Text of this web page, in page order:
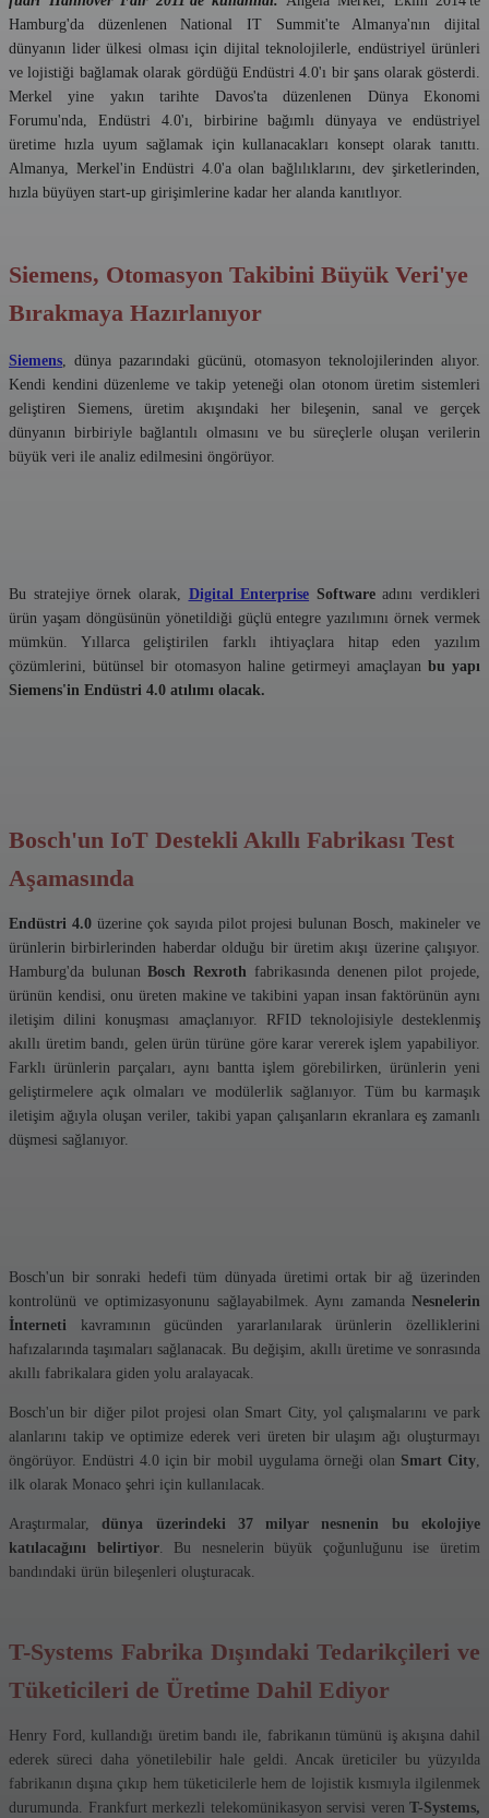
Hamburg'da düzenlenen National IT Summit'te Almanya'nın dijital
dünyanın lider ülkesi olması için dijital teknolojilerle, endüstriyel ürünleri
ve lojistiği bağlamak olarak gördüğü Endüstri 4.0'ı bir şans olarak gösterdi.
Merkel yine yakın tarihte Davos'ta düzenlenen Dünya Ekonomi
Forumu'nda, Endüstri 4.0'ı, birbirine bağımlı dünyaya ve endüstriyel
üretime hızla uyum sağlamak için kullanacakları konsept olarak tanıttı.
Almanya, Merkel'in Endüstri 4.0'a olan bağlılıklarını, dev şirketlerinden,
hızla büyüyen start-up girişimlerine kadar her alanda kanıtlıyor.
Siemens, Otomasyon Takibini Büyük Veri'ye
Bırakmaya Hazırlanıyor
Siemens, dünya pazarındaki gücünü, otomasyon teknolojilerinden alıyor.
Kendi kendini düzenleme ve takip yeteneği olan otonom üretim sistemleri
geliştiren Siemens, üretim akışındaki her bileşenin, sanal ve gerçek
dünyanın birbiriyle bağlantılı olmasını ve bu süreçlerle oluşan verilerin
büyük veri ile analiz edilmesini öngörüyor.
Bu stratejiye örnek olarak, Digital Enterprise Softwareadını verdikleri
ürün yaşam döngüsünün yönetildiği güçlü entegre yazılımını örnek vermek
mümkün. Yıllarca geliştirilen farklı ihtiyaçlara hitap eden yazılım
çözümlerini, bütünsel bir otomasyon haline getirmeyi amaçlayan bu yapı
Siemens'in Endüstri 4.0 atılımı olacak.
Bosch'un IoT Destekli Akıllı Fabrikası Test
Aşamasında
Endüstri 4.0üzerine çok sayıda pilot projesi bulunan Bosch, makineler ve
ürünlerin birbirlerinden haberdar olduğu bir üretim akışı üzerine çalışıyor.
Hamburg'da bulunanBosch Rexroth fabrikasında denenen pilot projede,
ürünün kendisi, onu üreten makine ve takibini yapan insan faktörünün aynı
iletişim dilini konuşması amaçlanıyor. RFID teknolojisiyle desteklenmiş
akıllı üretim bandı, gelen ürün türüne göre karar vererek işlem yapabiliyor.
Farklı ürünlerin parçaları, aynı bantta işlem görebilirken, ürünlerin yeni
geliştirmelere açık olmaları ve modülerlik sağlanıyor. Tüm bu karmaşık
iletişim ağıyla oluşan veriler, takibi yapan çalışanların ekranlara eş zamanlı
düşmesi sağlanıyor.
Bosch'un bir sonraki hedefi tüm dünyada üretimi ortak bir ağ üzerinden
kontrolünü ve optimizasyonunu sağlayabilmek. Aynı zamanda Nesnelerin
İnterneti kavramının gücünden yararlanılarak ürünlerin özelliklerini
hafızalarında taşımaları sağlanacak. Bu değişim, akıllı üretime ve sonrasında
akıllı fabrikalara giden yolu aralayacak.
Bosch'un bir diğer pilot projesi olan Smart City, yol çalışmalarını ve park
alanlarını takip ve optimize ederek veri üreten bir ulaşım ağı oluşturmayı
öngörüyor. Endüstri 4.0 için bir mobil uygulama örneği olan Smart City,
ilk olarak Monaco şehri için kullanılacak.
Araştırmalar,dünya üzerindeki 37 milyar nesnenin bu ekolojiye
katılacağını belirtiyor. Bu nesnelerin büyük çoğunluğunu ise üretim
bandındaki ürün bileşenleri oluşturacak.
T-Systems Fabrika Dışındaki Tedarikçileri ve
Tüketicileri de Üretime Dahil Ediyor
Henry Ford, kullandığı üretim bandı ile, fabrikanın tümünü iş akışına dahil
ederek süreci daha yönetilebilir hale geldi. Ancak üreticiler bu yüzyılda
fabrikanın dışına çıkıp hem tüketicilerle hem de lojistik kısmıyla ilgilenmek
durumunda. Frankfurt merkezli telekomünikasyon servisi veren T-Systems,